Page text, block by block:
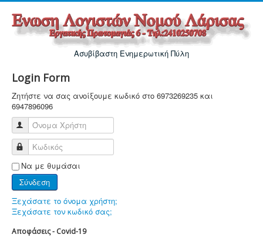
Ασυβίβαστη Ενημερωτική Πύλη
Login Form
Ζητήστε να σας ανοίξουμε κωδικό στο 6973269235 και
6947896096
Όνομα Χρήστη
Κωδικός
Να με θυμάσαι
Σύνδεση
Ξεχάσατε το όνομα χρήστη;
Ξεχάσατε τον κωδικό σας;
Αποφάσεις - Covid-19